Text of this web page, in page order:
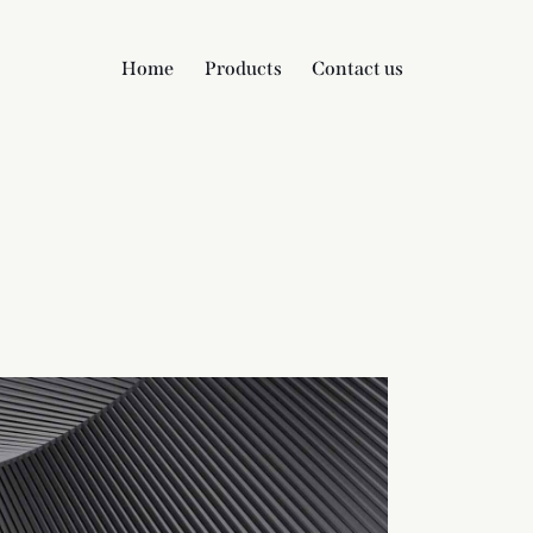
Home Products Contact us